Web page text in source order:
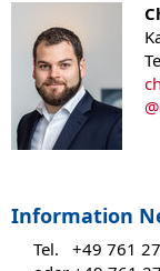
@
Information
Tel. +49 761